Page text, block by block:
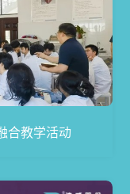
合教学活动